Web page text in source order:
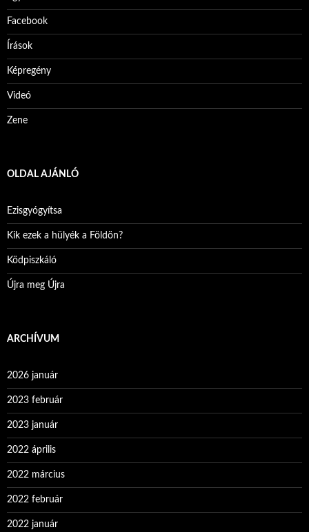
Facebook
Írások
Képregény
Videó
Zene
OLDAL AJÁNLÓ
Ezisgyógyítsa
Kik ezek a hülyék a Földön?
Ködpiszkáló
Újra meg Újra
ARCHÍVUM
2026 január
2023 február
2023 január
2022 április
2022 március
2022 február
2022 január